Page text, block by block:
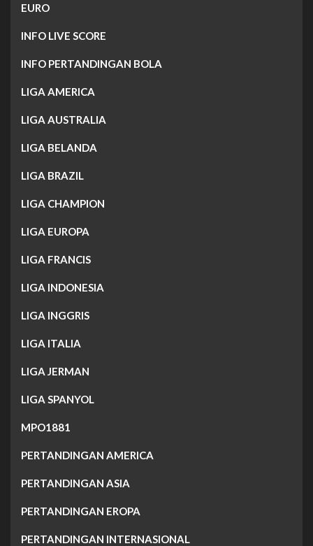
EURO
INFO LIVE SCORE
INFO PERTANDINGAN BOLA
LIGA AMERICA
LIGA AUSTRALIA
LIGA BELANDA
LIGA BRAZIL
LIGA CHAMPION
LIGA EUROPA
LIGA FRANCIS
LIGA INDONESIA
LIGA INGGRIS
LIGA ITALIA
LIGA JERMAN
LIGA SPANYOL
MPO1881
PERTANDINGAN AMERICA
PERTANDINGAN ASIA
PERTANDINGAN EROPA
PERTANDINGAN INTERNASIONAL